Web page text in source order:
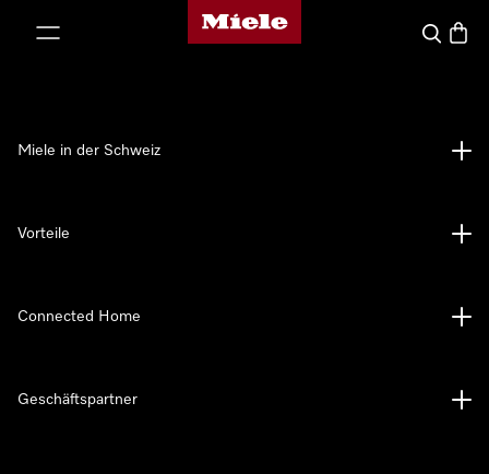
Miele-Homepage
Suche
Miele in der Schweiz
Vorteile
Connected Home
Geschäftspartner